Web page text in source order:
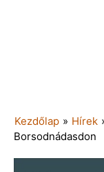
Kezdőlap » Hírek
Borsodnádasdon